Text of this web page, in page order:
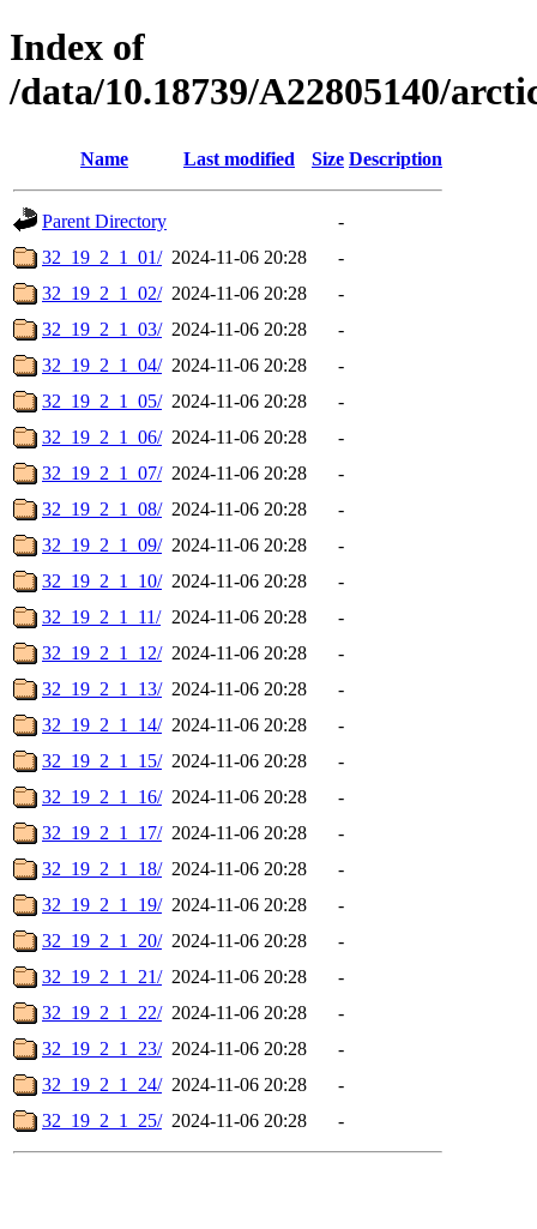
Index of
/data/10.18739/A22805140/
Name Last modified Size Description
Parent Directory
-
32_19_2_1_01/ 2024-11-06 20:28
-
32_19_2_1_02/ 2024-11-06 20:28
-
32_19_2_1_03/ 2024-11-06 20:28
-
32_19_2_1_04/ 2024-11-06 20:28
-
32_19_2_1_05/ 2024-11-06 20:28
-
32_19_2_1_06/ 2024-11-06 20:28
-
32_19_2_1_07/ 2024-11-06 20:28
-
32_19_2_1_08/ 2024-11-06 20:28
-
32_19_2_1_09/ 2024-11-06 20:28
-
32_19_2_1_10/ 2024-11-06 20:28
-
32_19_2_1_11/ 2024-11-06 20:28
-
32_19_2_1_12/ 2024-11-06 20:28
-
32_19_2_1_13/ 2024-11-06 20:28
-
32_19_2_1_14/ 2024-11-06 20:28
-
32_19_2_1_15/ 2024-11-06 20:28
-
32_19_2_1_16/ 2024-11-06 20:28
-
32_19_2_1_17/ 2024-11-06 20:28
-
32_19_2_1_18/ 2024-11-06 20:28
-
32_19_2_1_19/ 2024-11-06 20:28
-
32_19_2_1_20/ 2024-11-06 20:28
-
32_19_2_1_21/ 2024-11-06 20:28
-
32_19_2_1_22/ 2024-11-06 20:28
-
32_19_2_1_23/ 2024-11-06 20:28
-
32_19_2_1_24/ 2024-11-06 20:28
-
32_19_2_1_25/ 2024-11-06 20:28 -